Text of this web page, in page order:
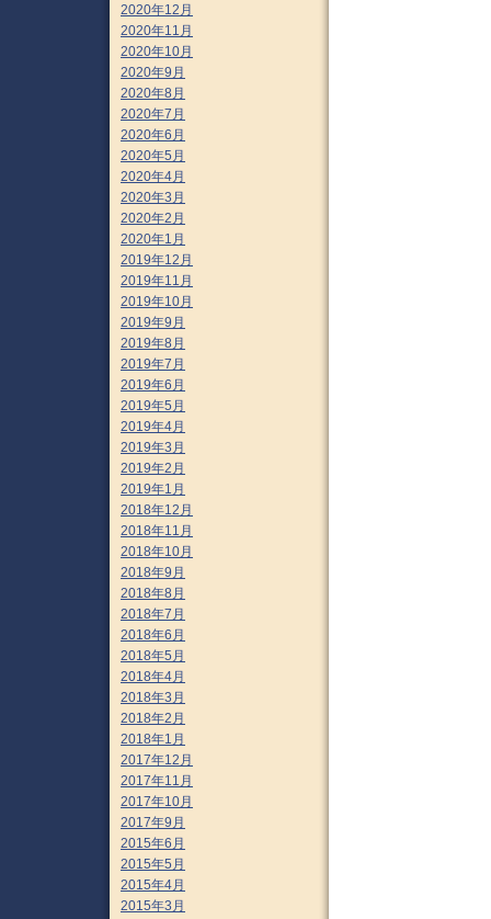
2020年12月
2020年11月
2020年10月
2020年9月
2020年8月
2020年7月
2020年6月
2020年5月
2020年4月
2020年3月
2020年2月
2020年1月
2019年12月
2019年11月
2019年10月
2019年9月
2019年8月
2019年7月
2019年6月
2019年5月
2019年4月
2019年3月
2019年2月
2019年1月
2018年12月
2018年11月
2018年10月
2018年9月
2018年8月
2018年7月
2018年6月
2018年5月
2018年4月
2018年3月
2018年2月
2018年1月
2017年12月
2017年11月
2017年10月
2017年9月
2015年6月
2015年5月
2015年4月
2015年3月